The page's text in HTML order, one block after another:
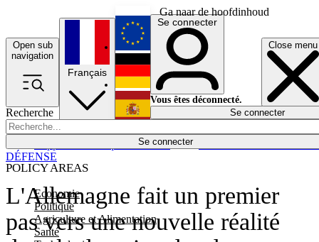
Ga naar de hoofdinhoud
Open sub
navigation
Close menu
Recherche
Se connecter
POLICY AREAS
Economie
Politique
Agriculture et Alimentation
Santé
Économie
Français
English
Deutsch
Español
Se connecter
Vous êtes déconnecté.
Se connecter
L'Allemagne fait un premier
pas vers une nouvelle réalité
DÉFENSE